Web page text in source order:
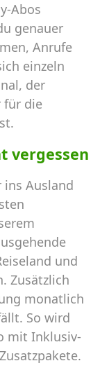
Abos
genauer
Anrufe
einzeln
der
für die
vergessen
ins Ausland
und
Zusätzlich
monatlich
So wird
mit Inklusiv-